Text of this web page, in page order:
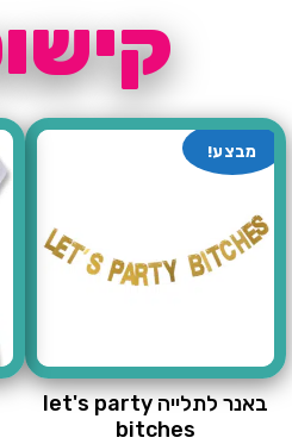
מבצע!
באנר לתלייה let's party
bitches